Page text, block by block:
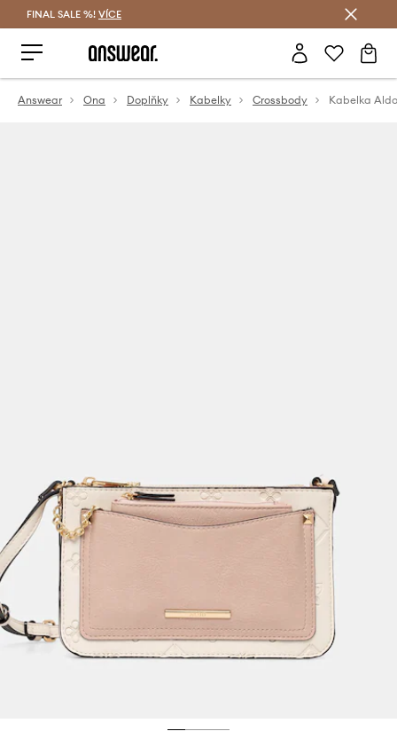
FINAL SALE %! VÍCE
Answear Ona Doplňky Kabelky Crossbody Kabelka